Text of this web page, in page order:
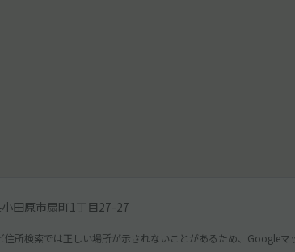
田原市扇町1丁目27-27
所検索では正しい場所が示されないことがあるため、Googleマ